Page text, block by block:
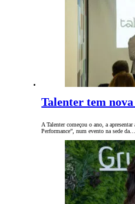
Talenter tem
A Talenter começou o ano, a
Performance”, num evento na sede da…